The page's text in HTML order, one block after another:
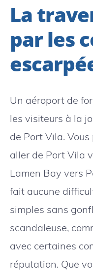
La
par les
Un aéroport de
les visiteurs à la
de Port Vila.
aller de Port Vila
Lamen Bay vers
fait aucune
simples sans
scandaleuse,
avec certaines
réputation. Que